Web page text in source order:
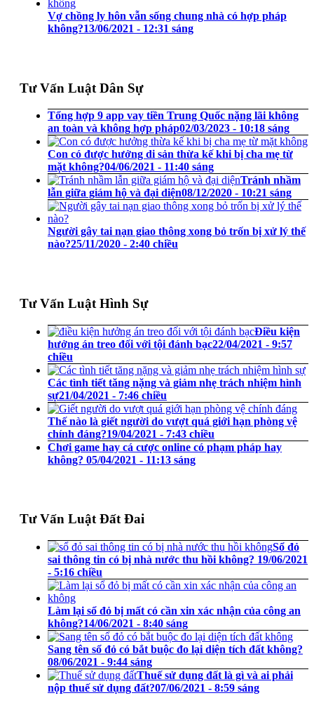
Vợ chồng ly hôn vẫn sống chung nhà có hợp pháp
không?13/06/2021 - 12:31 sáng
Tư Vấn Luật Dân Sự
Tổng hợp 9 app vay tiền Trung Quốc nặng lãi không
an toàn và không hợp pháp02/03/2023 - 10:18 sáng
Con có được hưởng di sản thừa kế khi bị cha mẹ từ
mặt không?04/06/2021 - 11:40 sáng
Tránh nhầm
lẫn giữa giám hộ và đại diện08/12/2020 - 10:21 sáng
Người gây tai nạn giao thông xong bỏ trốn bị xử lý thế
nào?25/11/2020 - 2:40 chiều
Tư Vấn Luật Hình Sự
Điều kiện
hưởng án treo đối với tội đánh bạc22/04/2021 - 9:57
chiều
Các tình tiết tăng nặng và giảm nhẹ trách nhiệm hình
sự21/04/2021 - 7:46 chiều
Thế nào là giết người do vượt quá giới hạn phòng vệ
chính đáng?19/04/2021 - 7:43 chiều
Chơi game hay cá cược online có phạm pháp hay
không? 05/04/2021 - 11:13 sáng
Tư Vấn Luật Đất Đai
Sổ đỏ
sai thông tin có bị nhà nước thu hồi không? 19/06/2021
- 5:16 chiều
Làm lại sổ đỏ bị mất có cần xin xác nhận của công an
không?14/06/2021 - 8:40 sáng
Sang tên sổ đỏ có bắt buộc đo lại diện tích đất không?
08/06/2021 - 9:44 sáng
Thuế sử dụng đất là gì và ai phải
nộp thuế sử dụng đất?07/06/2021 - 8:59 sáng